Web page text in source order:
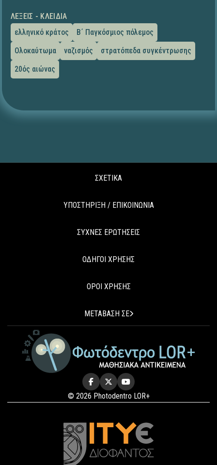
ΛΈΞΕΙΣ - ΚΛΕΙΔΙΆ
ελληνικό κράτος
Β΄ Παγκόσμιος πόλεμος
Ολοκαύτωμα
ναζισμός
στρατόπεδα συγκέντρωσης
20ός αιώνας
ΣΧΕΤΙΚΑ
ΥΠΟΣΤΗΡΙΞΗ / ΕΠΙΚΟΙΝΩΝΙΑ
ΣΥΧΝΕΣ ΕΡΩΤΗΣΕΙΣ
ΟΔΗΓΟΙ ΧΡΗΣΗΣ
ΟΡΟΙ ΧΡΗΣΗΣ
ΜΕΤΑΒΑΣΗ ΣΕ
© 2026 Photodentro LOR+